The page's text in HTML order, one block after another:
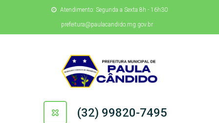
Atendimento: Segunda a Sexta 8h - 16h30
prefeitura@paulacandido.mg.gov.br
(32) 99820-7495